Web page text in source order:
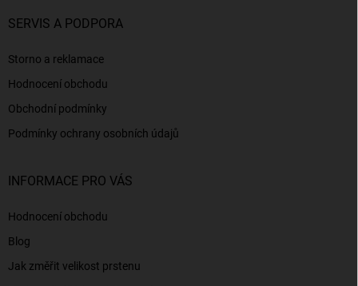
SERVIS A PODPORA
Storno a reklamace
Hodnocení obchodu
Obchodní podmínky
Podmínky ochrany osobních údajů
INFORMACE PRO VÁS
Hodnocení obchodu
Blog
Jak změřit velikost prstenu